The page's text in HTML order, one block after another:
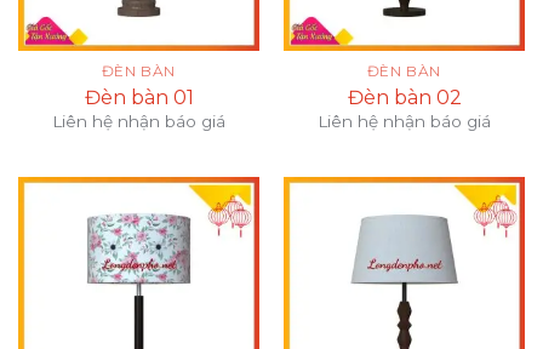
ĐÈN BÀN
Đèn bàn 01
Liên hệ nhận báo giá
ĐÈN BÀN
Đèn bàn 02
Liên hệ nhận báo giá